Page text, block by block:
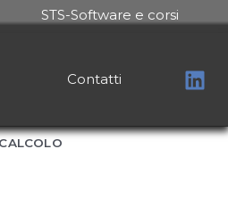
STS-Software e corsi
Contatti